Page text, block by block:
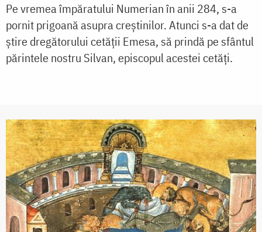
Pe vremea împăratului Numerian în anii 284, s-a
pornit prigoană asupra creștinilor. Atunci s-a dat de
știre dregătorului cetății Emesa, să prindă pe sfântul
părintele nostru Silvan, episcopul acestei cetăți.